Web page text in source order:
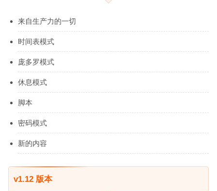
来自生产力的一切
时间表模式
庞多罗模式
休息模式
脚本
密码模式
新的内容
v1.12 版本